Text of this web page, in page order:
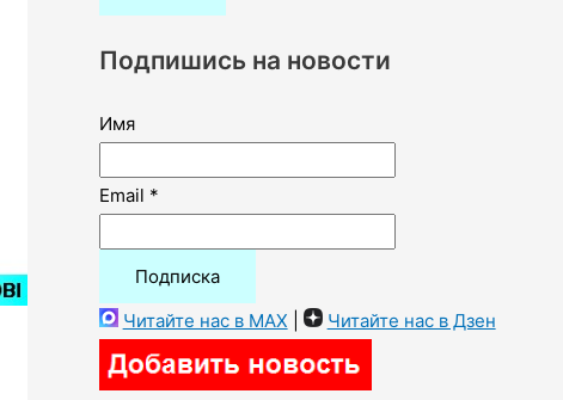
:
Подпишись на новости
Имя
Email *
Читайте нас в MAX Читайте нас в Дзен